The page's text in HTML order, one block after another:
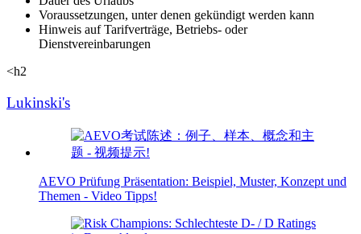
Voraussetzungen, unter denen gekündigt werden kann
Hinweis auf Tarifverträge, Betriebs- oder
Dienstvereinbarungen
<h2
Lukinski's
AEVO Prüfung Präsentation: Beispiel, Muster, Konzept und
Themen - Video Tipps!